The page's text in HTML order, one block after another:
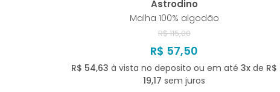
Astrodino
Malha 100% algodão
R$ 115,00
R$ 57,50
R$ 54,63 à vista no deposito ou em até3x de R$
19,17 sem juros